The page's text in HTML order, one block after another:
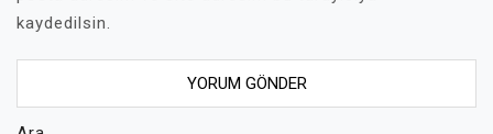
kaydedilsin.